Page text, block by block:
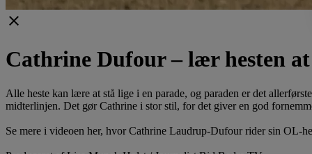
clear
Cathrine Dufour – lær hesten
Alle heste kan lære at stå lige i en parade, og paraden er det
midterlinjen. Det gør Cathrine i stor stil, for det giver en god
Se mere i videoen her, hvor Cathrine Laudrup-Dufour rider sin OL-